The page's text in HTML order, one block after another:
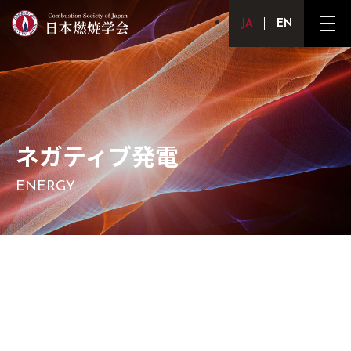
JapaneseEnglishメ
ュ
ー
ボ
ネガティブ発電
ENERGY